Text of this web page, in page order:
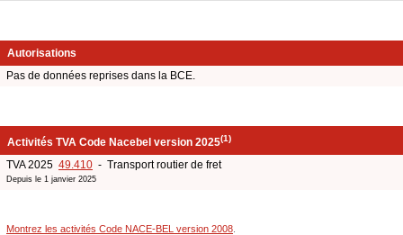
Autorisations
Pas de données reprises dans la BCE.
Activités TVA Code Nacebel version 2025(1)
TVA 2025 49.410 - Transport routier de fret
Depuis le 1 janvier 2025
Montrez les activités Code NACE-BEL version 2008